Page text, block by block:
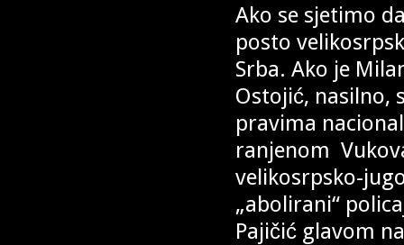
Ako se sjetimo
posto
Srba. Ako je
Ostojić, nasilno,
pravima
ranjenom
velikosrpsko-
„abolirani“
Pajičić glavom